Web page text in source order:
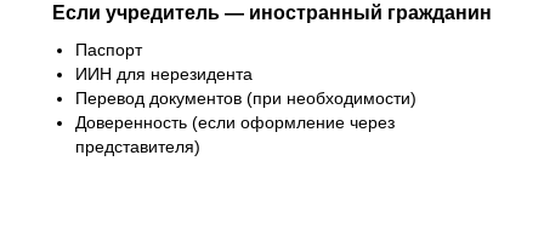
Если учредитель — иностранный гражданин
Паспорт
ИИН для нерезидента
Перевод документов (при необходимости)
Доверенность (если оформление через
представителя)